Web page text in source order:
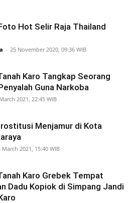
Hot Selir Raja Thailand
- 25 November 2020, 09:36 WIB
Karo Tangkap Seorang
Guna Narkoba
2021, 22:45 WIB
Menjamur di Kota
March 2021, 15:40 WIB
Karo Grebek Tempat
Dadu Kopiok di Simpang Jandi